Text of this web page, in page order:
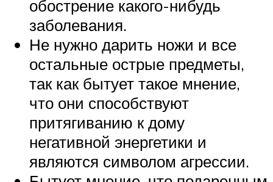
обострение какого-нибудь
заболевания.
Не нужно дарить ножи и все
остальные острые предметы,
так как бытует такое мнение,
что они способствуют
притягиванию к дому
негативной энергетики и
являются символом агрессии.